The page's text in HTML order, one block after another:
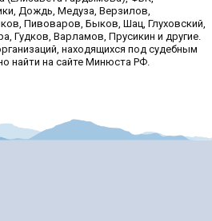
Дождь, Медуза, Верзилов,
Пивоваров, Быков, Шац, Глуховский,
Гудков, Варламов, Прусикин и другие.
находящихся под судебным
найти на сайте Минюста РФ.